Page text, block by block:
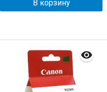
В корзину